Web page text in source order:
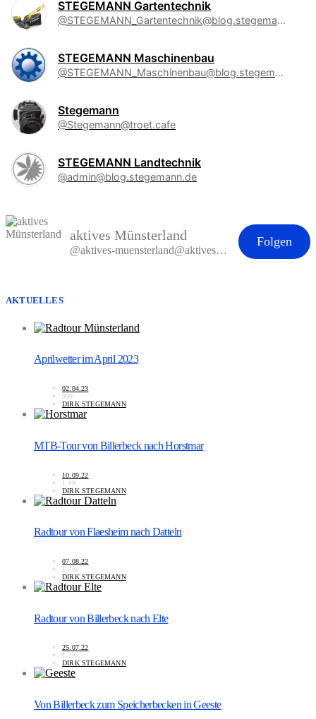
STEGEMANN Gartentechnik
@STEGEMANN_Gartentechnik@blog.stegemann.de
STEGEMANN Maschinenbau
@STEGEMANN_Maschinenbau@blog.stegemann.de
Stegemann
@Stegemann@troet.cafe
STEGEMANN Landtechnik
@admin@blog.stegemann.de
aktives Münsterland
@aktives-muensterland@aktives-muensterland.de
Folgen
AKTUELLES
Aprilwetter im April 2023
02.04.23
999
DIRK STEGEMANN
MTB-Tour von Billerbeck nach Horstmar
10.09.22
1.4K
DIRK STEGEMANN
Radtour von Flaesheim nach Datteln
07.08.22
1.2K
DIRK STEGEMANN
Radtour von Billerbeck nach Elte
25.07.22
1.2K
DIRK STEGEMANN
Von Billerbeck zum Speicherbecken in Geeste